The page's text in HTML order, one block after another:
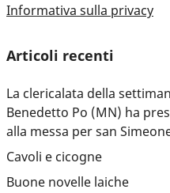
Informativa sulla privacy
Articoli recenti
La clericalata della
Benedetto Po (MN) ha
alla messa per san
Cavoli e cicogne
Buone novelle laiche